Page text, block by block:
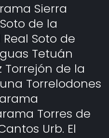
Sierra
de la
Soto de
Tetuán
Torrejón de la
Torrelodones
Torres de
Urb. El